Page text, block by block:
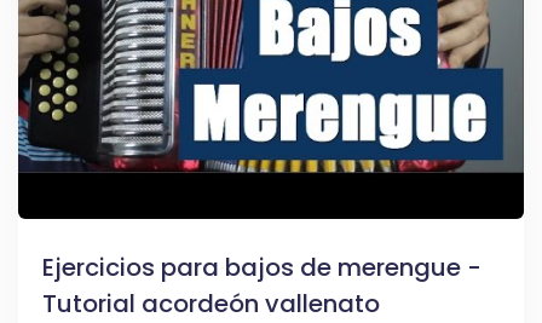
Ejercicios para bajos de merengue -
Tutorial acordeón vallenato